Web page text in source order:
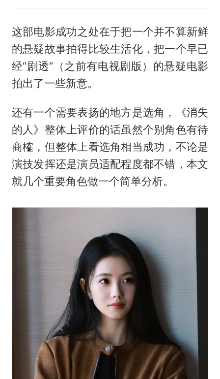
这部电影成功之处在于把一个并不算新鲜
的悬疑故事拍得比较生活化，把一个早已
经“剧透”（之前有电视剧版）的悬疑电影
拍出了一些新意。
还有一个需要表扬的地方是选角，《消失
的人》整体上评价的话虽然个别角色有待
商榷，但整体上看选角相当成功，不论是
演技发挥还是演员适配程度都不错，本文
就几个重要角色做一个简单分析。